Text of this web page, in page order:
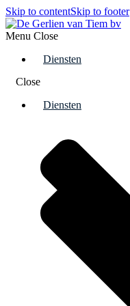
Skip to contentSkip to footer
Menu Close
Diensten
Close
Diensten